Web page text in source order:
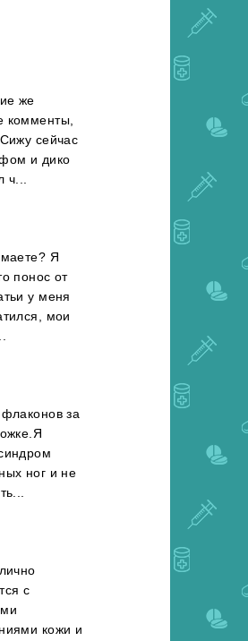
же
комменты,
сейчас
и дико
ч...
Я
понос от
у меня
мои
за
ног и не
с
кожи и